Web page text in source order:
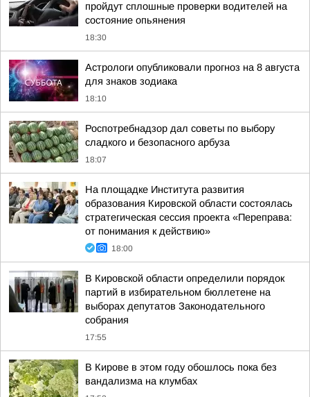
пройдут сплошные проверки водителей на
состояние опьянения
18:30
Астрологи опубликовали прогноз на 8 августа
для знаков зодиака
18:10
Роспотребнадзор дал советы по выбору
сладкого и безопасного арбуза
18:07
На площадке Института развития
образования Кировской области состоялась
стратегическая сессия проекта «Переправа:
от понимания к действию»
18:00
В Кировской области определили порядок
партий в избирательном бюллетене на
выборах депутатов Законодательного
собрания
17:55
В Кирове в этом году обошлось пока без
вандализма на клумбах